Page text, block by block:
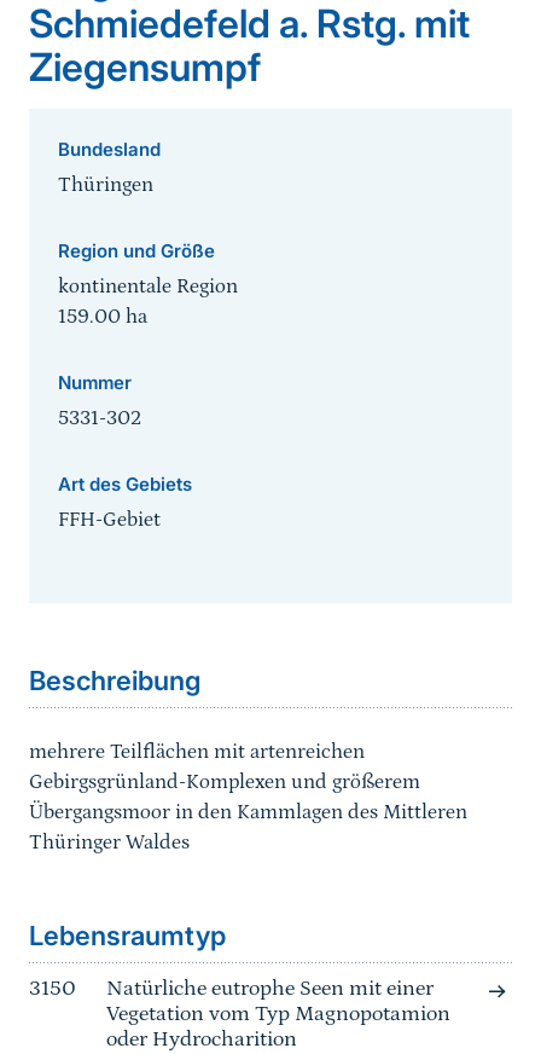
Schmiedefeld a. Rstg. mit
Ziegensumpf
Bundesland
Thüringen
Region und Größe
kontinentale Region
159.00 ha
Nummer
5331-302
Art des Gebiets
FFH-Gebiet
Beschreibung
mehrere Teilflächen mit artenreichen
Gebirgsgrünland-Komplexen und größerem
Übergangsmoor in den Kammlagen des Mittleren
Thüringer Waldes
Lebensraumtyp
3150
Natürliche eutrophe Seen mit einer
Vegetation vom Typ Magnopotamion
oder Hydrocharition